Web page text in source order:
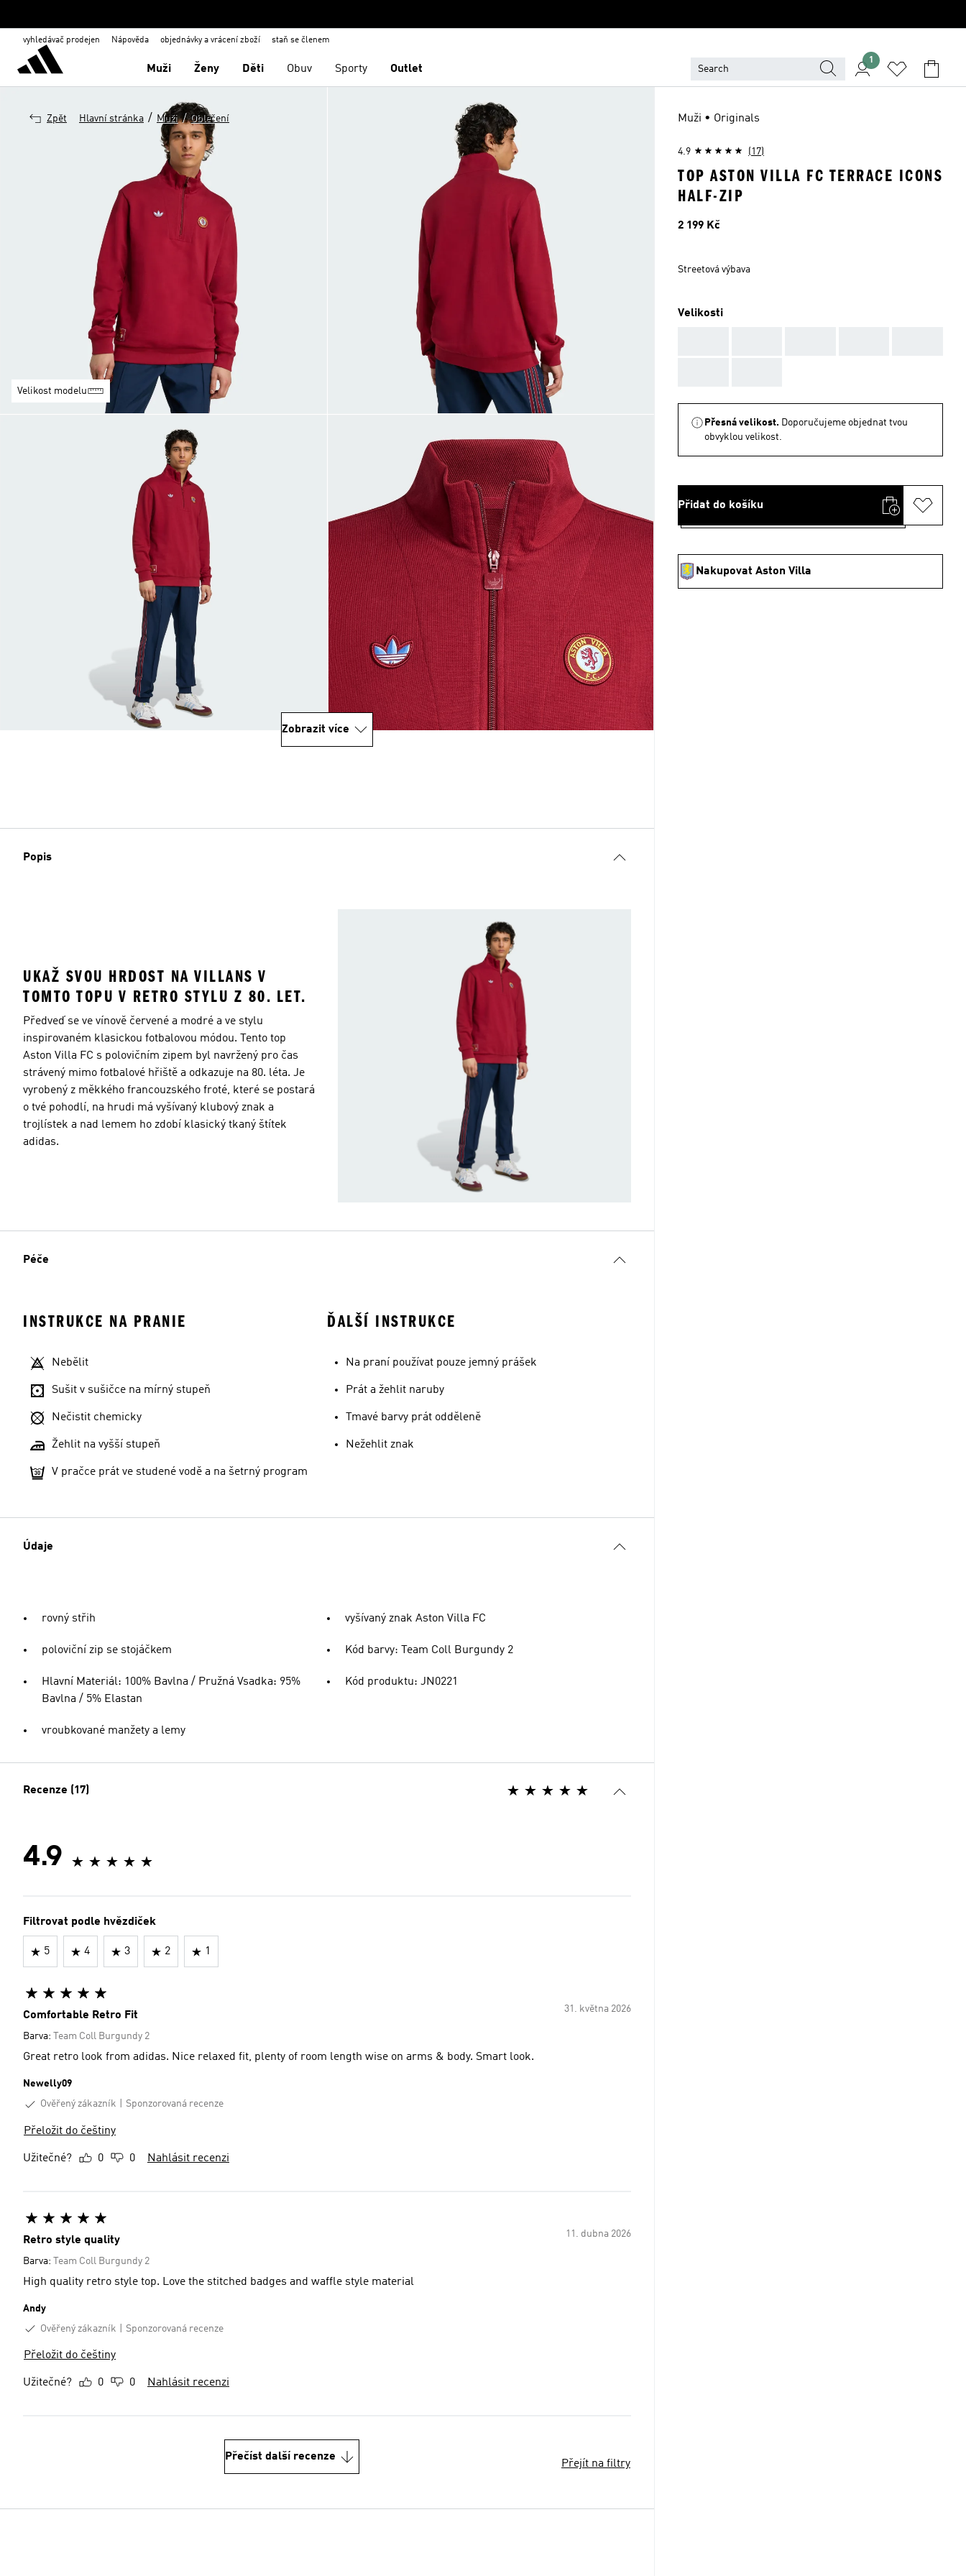
vyhledávač prodejen Nápověda objednávky a vrácení zboží staň se členem
Muži Ženy Děti Obuv Sporty Outlet
1
Zpět Hlavní stránka / Muži / Oblečení
Velikost modelu
Zobrazit více
Popis
UKAŽ SVOU HRDOST NA VILLANS V
TOMTO TOPU V RETRO STYLU Z 80. LET.
Předveď se ve vínově červené a modré a ve stylu
inspirovaném klasickou fotbalovou módou. Tento top
Aston Villa FC s polovičním zipem byl navržený pro čas
strávený mimo fotbalové hřiště a odkazuje na 80. léta. Je
vyrobený z měkkého francouzského froté, které se postará
o tvé pohodlí, na hrudi má vyšívaný klubový znak a
trojlístek a nad lemem ho zdobí klasický tkaný štítek
adidas.
Péče
INSTRUKCE NA PRANIE
Nebělit
Sušit v sušičce na mírný stupeň
Nečistit chemicky
Žehlit na vyšší stupeň
V pračce prát ve studené vodě a na šetrný program
ĎALŠÍ INSTRUKCE
Na praní používat pouze jemný prášek
Prát a žehlit naruby
Tmavé barvy prát odděleně
Nežehlit znak
Údaje
rovný střih
poloviční zip se stojáčkem
Hlavní Materiál: 100% Bavlna / Pružná Vsadka: 95%
Bavlna / 5% Elastan
vroubkované manžety a lemy
vyšívaný znak Aston Villa FC
Kód barvy: Team Coll Burgundy 2
Kód produktu: JN0221
Recenze (17)
4.9
Filtrovat podle hvězdiček
5 4 3 2 1
31. května 2026
Comfortable Retro Fit
Barva: Team Coll Burgundy 2
Great retro look from adidas. Nice relaxed fit, plenty of room length wise on arms & body. Smart look.
Newelly09
Ověřený zákazník
Sponzorovaná recenze
Přeložit do češtiny
Užitečné? 0 0 Nahlásit recenzi
11. dubna 2026
Retro style quality
Barva: Team Coll Burgundy 2
High quality retro style top. Love the stitched badges and waffle style material
Andy
Ověřený zákazník
Sponzorovaná recenze
Přeložit do češtiny
Užitečné? 0 0 Nahlásit recenzi
Přečíst další recenze
Přejít na filtry
Muži • Originals
4.9 (17)
TOP ASTON VILLA FC TERRACE ICONS
HALF-ZIP
Cena
2 199 Kč
Streetová výbava
Velikosti
Přesná velikost. Doporučujeme objednat tvou
obvyklou velikost.
Přidat do košíku
Nakupovat Aston Villa